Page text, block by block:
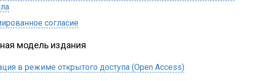
согласие
модель издания
в режиме открытого доступа (Open Access)